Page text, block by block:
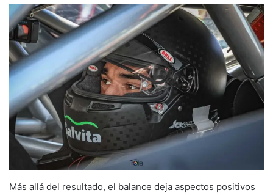
Más allá del resultado, el balance deja aspectos positivos